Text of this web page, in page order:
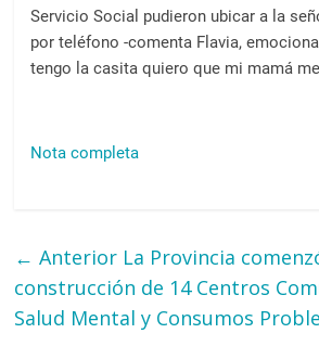
Servicio Social pudieron ubicar a la
por teléfono -comenta Flavia,
tengo la casita quiero que mi mamá
Nota completa
← Anterior La Provincia
construcción de 14 Centros
Salud Mental y Consumos